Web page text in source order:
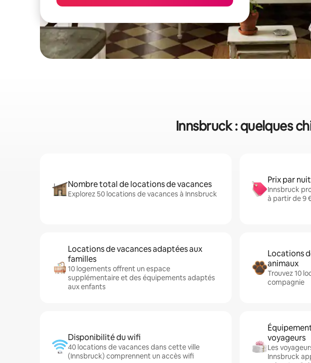
Innsbruck : quelques
Nombre total de locations de vacances
Explorez 50 locations de vacances à Innsbruck
Prix par
Innsbruck
à partir de 9
Locations de vacances adaptées aux
familles
10 logements offrent un espace
supplémentaire et des équipements adaptés
aux enfants
Locations
animaux
Trouvez 10
compagnie
Disponibilité du wifi
40 locations de vacances dans cette ville
(Innsbruck) comprennent un accès wifi
voyageurs
Les
Innsbruck